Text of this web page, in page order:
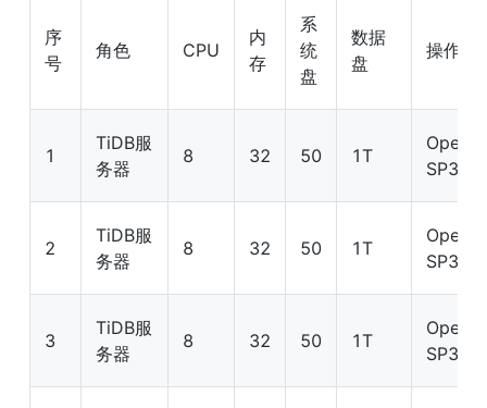
序
号
角色 CPU
内
存
系
统
盘
数据
盘
操作系
1
TiDB服
务器
8 32 50 1T
SP3
2
TiDB服
务器
8 32 50 1T
SP3
3
TiDB服
务器
8 32 50 1T
SP3